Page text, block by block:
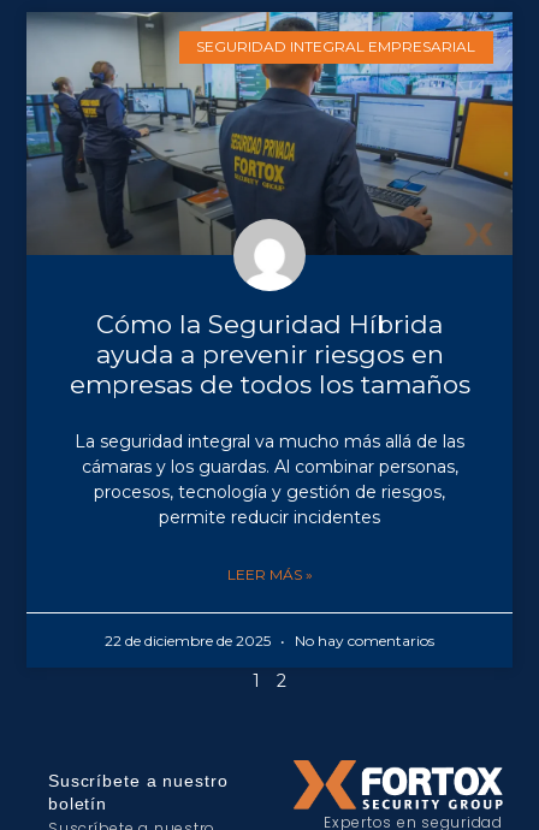
SEGURIDAD INTEGRAL EMPRESARIAL
Cómo la Seguridad Híbrida
ayuda a prevenir riesgos en
empresas de todos los tamaños
La seguridad integral va mucho más allá de las
cámaras y los guardas. Al combinar personas,
procesos, tecnología y gestión de riesgos,
permite reducir incidentes
LEER MÁS »
22 de diciembre de 2025 No hay comentarios
1 2
Suscríbete a nuestro
boletín
Expertos en seguridad